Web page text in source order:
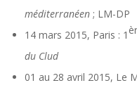
méditerranéen ; LM-DP
14 mars 2015, Paris : 1
du Clud
01 au 28 avril 2015, Le